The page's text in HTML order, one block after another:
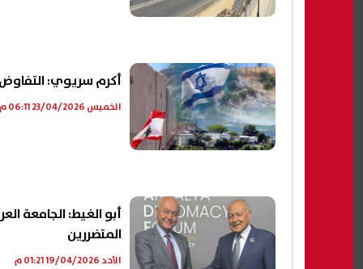
أكرم سريوي: التفاوض
الخميس 23/04/2026 06:11 م
أبو الغيط: الجامعة
المتضررين
الأحد 19/04/2026 01:21 م